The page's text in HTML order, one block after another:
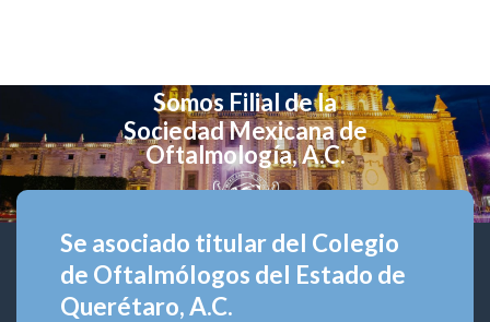
Somos Filial de la
Sociedad Mexicana de
Oftalmología, A.C.
Se asociado titular del Colegio
de Oftalmólogos del Estado de
Querétaro, A.C.